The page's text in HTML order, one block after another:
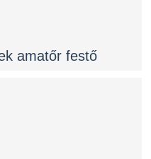
amatőr festő